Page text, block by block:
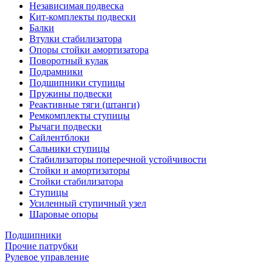
Независимая подвеска
Кит-комплекты подвески
Балки
Втулки стабилизатора
Опоры стойки амортизатора
Поворотный кулак
Подрамники
Подшипники ступицы
Пружины подвески
Реактивные тяги (штанги)
Ремкомплекты ступицы
Рычаги подвески
Сайлентблоки
Сальники ступицы
Стабилизаторы поперечной устойчивости
Стойки и амортизаторы
Стойки стабилизатора
Ступицы
Усиленный ступичный узел
Шаровые опоры
Подшипники
Прочие патрубки
Рулевое управление